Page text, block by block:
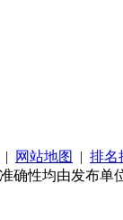
| 网站地图 | 排名
确性均由发布